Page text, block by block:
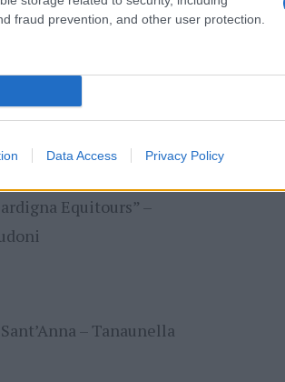
fraud prevention, and other user protection.
Data Access Privacy Policy
da Spiaggia Sa
ore 20:00
Equitours” –
– Tanaunella